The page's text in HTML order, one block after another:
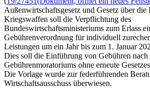
Außenwirtschaftsgesetz und Gesetz über
Kriegswaffen soll die Verpflichtung des
Bundeswirtschaftsministeriums zum Erlass
Gebührenverordnung für individuell
Leistungen um ein Jahr bis zum 1. Januar
Dies soll die Einführung von Gebühren nach
Gebührenmoratoriums ohne erneute
Die Vorlage wurde zur federführenden
Wirtschaftsausschuss überwiesen.